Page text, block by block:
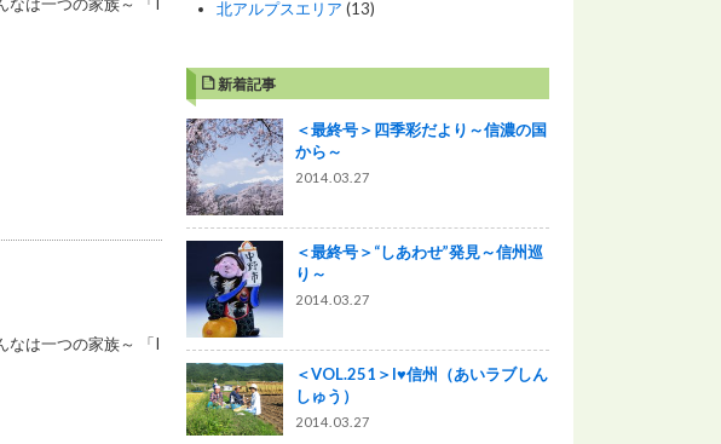
なは一つの家族～ 「I
北アルプスエリア (13)
新着記事
＜最終号＞四季彩だより～信濃の国
から～
2014.03.27
＜最終号＞“しあわせ”発見～信州巡
り～
2014.03.27
＜VOL.251＞I♥信州（あいラブしん
しゅう）
2014.03.27